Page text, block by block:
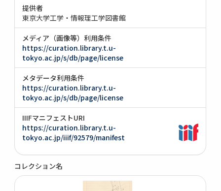
提供者
東京大学工学・情報理工学図書館
メディア（画像等）利用条件
https://curation.library.t.u-
tokyo.ac.jp/s/db/page/license
メタデータ利用条件
https://curation.library.t.u-
tokyo.ac.jp/s/db/page/license
IIIFマニフェストURI
https://curation.library.t.u-
tokyo.ac.jp/iiif/92579/manifest
コレクション名